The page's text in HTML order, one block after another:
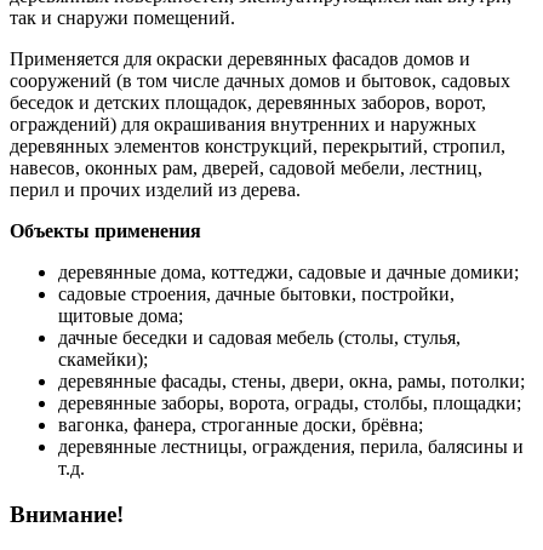
так и снаружи помещений.
Применяется для окраски деревянных фасадов домов и
сооружений (в том числе дачных домов и бытовок, садовых
беседок и детских площадок, деревянных заборов, ворот,
ограждений) для окрашивания внутренних и наружных
деревянных элементов конструкций, перекрытий, стропил,
навесов, оконных рам, дверей, садовой мебели, лестниц,
перил и прочих изделий из дерева.
Объекты применения
деревянные дома, коттеджи, садовые и дачные домики;
садовые строения, дачные бытовки, постройки,
щитовые дома;
дачные беседки и садовая мебель (столы, стулья,
скамейки);
деревянные фасады, стены, двери, окна, рамы, потолки;
деревянные заборы, ворота, ограды, столбы, площадки;
вагонка, фанера, строганные доски, брёвна;
деревянные лестницы, ограждения, перила, балясины и
т.д.
Внимание!